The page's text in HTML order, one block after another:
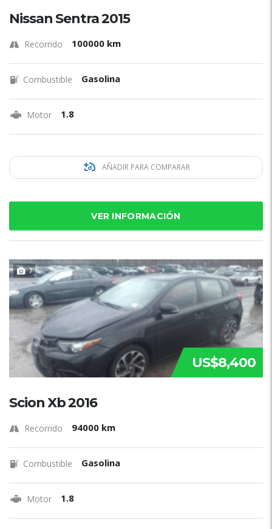
Nissan Sentra 2015
Recorrido 100000 km
Combustible Gasolina
Motor 1.8
AÑADIR PARA COMPARAR
VER INFORMACIÓN
7
US$8,400
Scion Xb 2016
Recorrido 94000 km
Combustible Gasolina
Motor 1.8